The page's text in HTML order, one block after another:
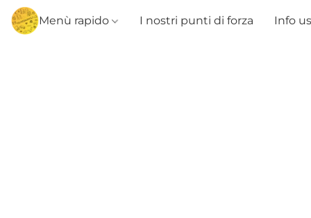
Menù rapido I nostri punti di forza Info